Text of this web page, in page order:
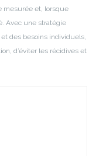
mesurée et, lorsque
Avec une stratégie
des besoins individuels,
d’éviter les récidives et